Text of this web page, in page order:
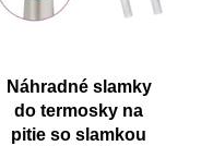
Náhradné slamky
do termosky na
pitie so slamkou